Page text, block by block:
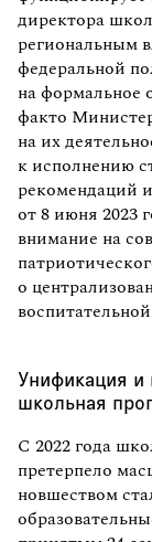
директора
региональным
федеральной
на формальное
факто
на их
к исполнению
рекомендаций
от 8 июня 2023
внимание на
о
Унификация и
школьная
С 2022 года
претерпело
новшеством